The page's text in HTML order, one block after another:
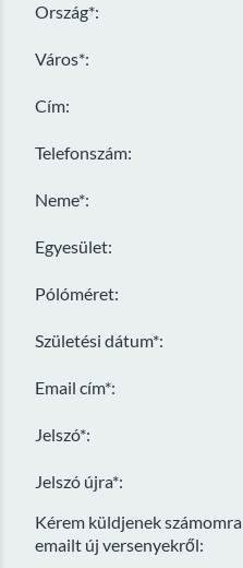
Ország*:
Város*:
Cím:
Telefonszám:
Neme*:
Egyesület:
Pólóméret:
Születési dátum*:
Email cím*:
Jelszó*:
Jelszó újra*:
Kérem küldjenek számomra
emailt új versenyekről: